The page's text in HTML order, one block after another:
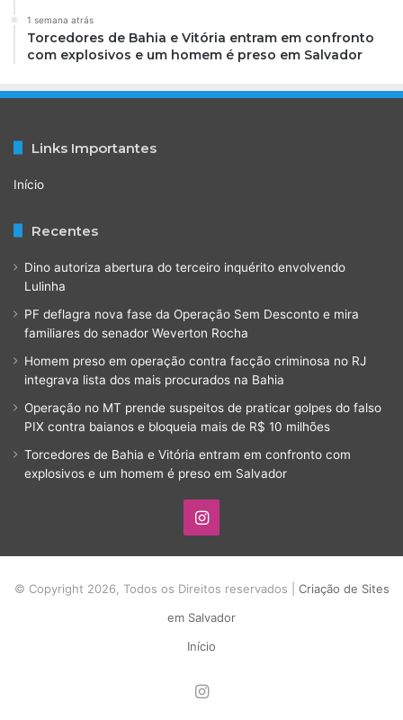
1 semana atrás
Torcedores de Bahia e Vitória entram em confronto
com explosivos e um homem é preso em Salvador
Links Importantes
Início
Recentes
Dino autoriza abertura do terceiro inquérito envolvendo
Lulinha
PF deflagra nova fase da Operação Sem Desconto e mira
familiares do senador Weverton Rocha
Homem preso em operação contra facção criminosa no RJ
integrava lista dos mais procurados na Bahia
Operação no MT prende suspeitos de praticar golpes do falso
PIX contra baianos e bloqueia mais de R$ 10 milhões
Torcedores de Bahia e Vitória entram em confronto com
explosivos e um homem é preso em Salvador
Instagram
© Copyright 2026, Todos os Direitos reservados | Criação de Sites
em Salvador
Início
Instagram